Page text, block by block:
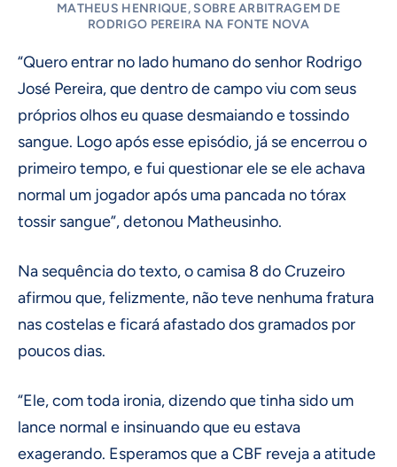
MATHEUS HENRIQUE, SOBRE ARBITRAGEM DE
RODRIGO PEREIRA NA FONTE NOVA
“Quero entrar no lado humano do senhor Rodrigo
José Pereira, que dentro de campo viu com seus
próprios olhos eu quase desmaiando e tossindo
sangue. Logo após esse episódio, já se encerrou o
primeiro tempo, e fui questionar ele se ele achava
normal um jogador após uma pancada no tórax
tossir sangue”, detonou Matheusinho.
Na sequência do texto, o camisa 8 do Cruzeiro
afirmou que, felizmente, não teve nenhuma fratura
nas costelas e ficará afastado dos gramados por
poucos dias.
“Ele, com toda ironia, dizendo que tinha sido um
lance normal e insinuando que eu estava
exagerando. Esperamos que a CBF reveja a atitude